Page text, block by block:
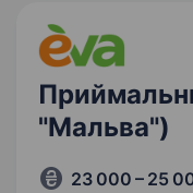
"Мальва")
23 000 – 25